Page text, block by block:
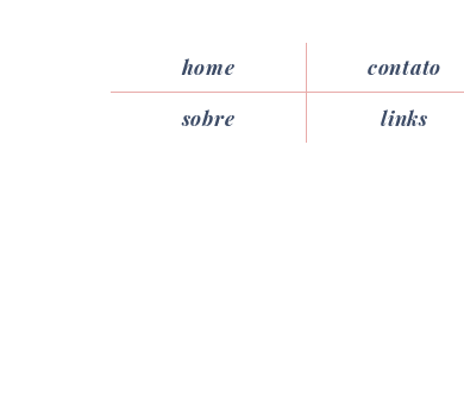
home
contato
sobre
links